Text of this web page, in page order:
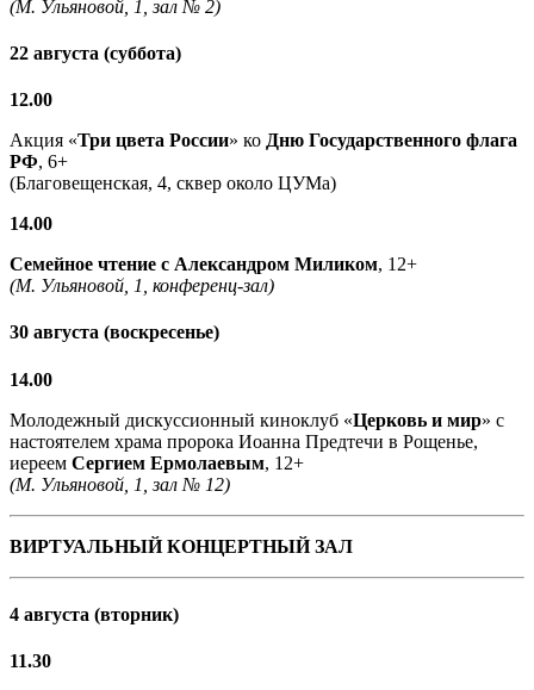
(М. Ульяновой, 1, зал № 2)
22 августа (суббота)
12.00
Акция «Три цвета России» ко Дню Государственного флага
РФ, 6+
(Благовещенская, 4, сквер около ЦУМа)
14.00
Семейное чтение с Александром Миликом, 12+
(М. Ульяновой, 1, конференц-зал)
30 августа (воскресенье)
14.00
Молодежный дискуссионный киноклуб «Церковь и мир» с
настоятелем храма пророка Иоанна Предтечи в Рощенье,
иереем Сергием Ермолаевым, 12+
(М. Ульяновой, 1, зал № 12)
ВИРТУАЛЬНЫЙ КОНЦЕРТНЫЙ ЗАЛ
4 августа (вторник)
11.30